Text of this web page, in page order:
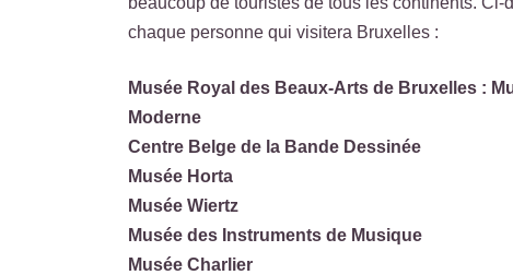
chaque personne qui visitera Bruxelles :
Musée Royal des Beaux-Arts de Bruxelles :
Moderne
Centre Belge de la Bande Dessinée
Musée Horta
Musée Wiertz
Musée des Instruments de Musique
Musée Charlier